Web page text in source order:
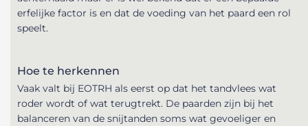
erfelijke factor is en dat de voeding van het paard een rol
speelt.
Hoe te herkennen
Vaak valt bij EOTRH als eerst op dat het tandvlees wat
roder wordt of wat terugtrekt. De paarden zijn bij het
balanceren van de snijtanden soms wat gevoeliger en